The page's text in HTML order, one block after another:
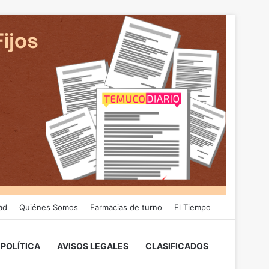
Quiénes Somos Farmacias de turno El Tiempo
POLÍTICA AVISOS LEGALES CLASIFICADOS